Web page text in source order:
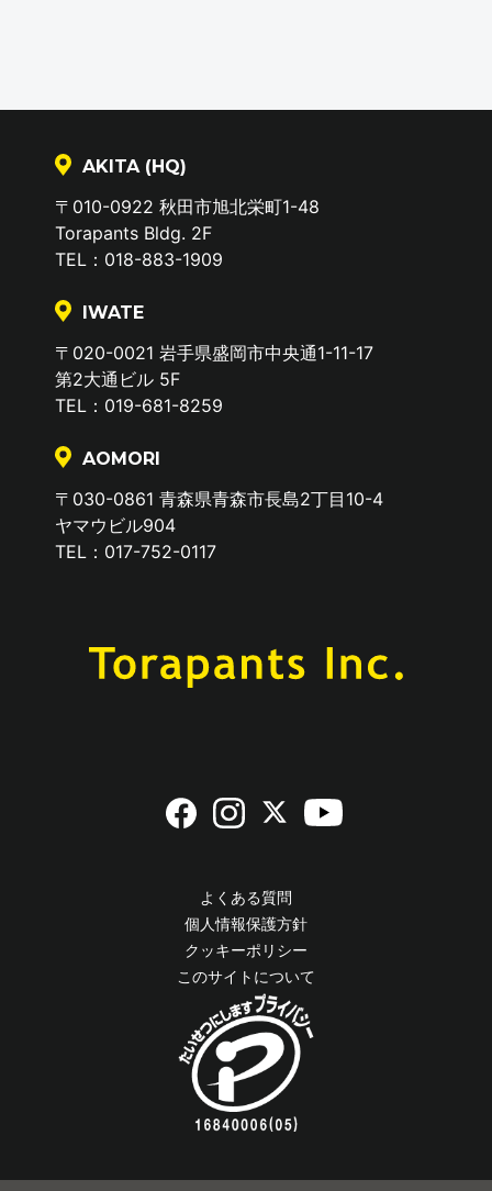
当社従業員の方の
人事管理、労務管理、
トラパンツコンテ
ンツスクール申込
個人情報
イベント・セミナ
ー申込者・参加者
ンご利用の方の個
人情報
運営及び管理
受託業務でお預か
Ｗｅｂ制作、印刷物制
２．個人情報の第三者提供につい
当社では、皆様の個人情報は、皆様の同意なく第
三者に提供はしません。但し、法律に規定する場
３．個人情報の取扱いの委託につ
範囲で、協力会社に委託することがあります。
AKITA (HQ)
〒010-0922 秋田市旭北栄町1-48
Torapants Bldg. 2F
TEL：018-883-1909
IWATE
〒020-0021 岩手県盛岡市中央通1-11-17
第2大通ビル 5F
TEL：019-681-8259
AOMORI
〒030-0861 青森県青森市長島2丁目10-4
ヤマウビル904
TEL：017-752-0117
よくある質問
個人情報保護方針
クッキーポリシー
このサイトについて